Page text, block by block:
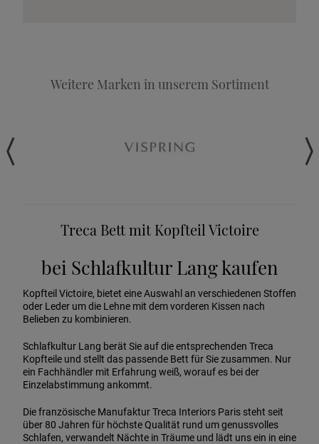
Weitere Marken in unserem Sortiment
Treca Bett mit Kopfteil Victoire
bei Schlafkultur Lang kaufen
Kopfteil Victoire, bietet eine Auswahl an verschiedenen Stoffen
oder Leder um die Lehne mit dem vorderen Kissen nach
Belieben zu kombinieren.
Schlafkultur Lang berät Sie auf die entsprechenden Treca
Kopfteile und stellt das passende Bett für Sie zusammen. Nur
ein Fachhändler mit Erfahrung weiß, worauf es bei der
Einzelabstimmung ankommt.
Die französische Manufaktur Treca Interiors Paris steht seit
über 80 Jahren für höchste Qualität rund um genussvolles
Schlafen, verwandelt Nächte in Träume und lädt uns ein in eine